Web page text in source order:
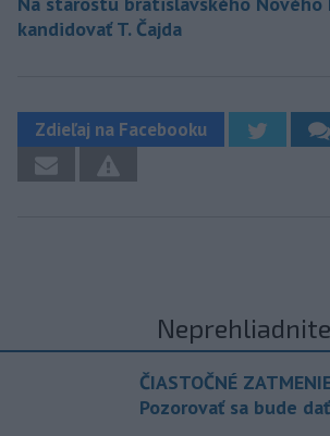
kandidovať T. Čajda
Zdieľaj na Facebooku
Neprehliadnite
ČIASTOČNÉ
Pozorovať sa bude